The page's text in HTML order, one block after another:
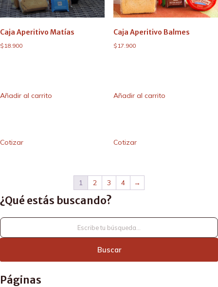
Caja Aperitivo Matías
$18.900
Añadir al carrito
Cotizar
Caja Aperitivo Balmes
$17.900
Añadir al carrito
Cotizar
1 2 3 4 →
¿Qué estás buscando?
¿Qué
estás
Páginas